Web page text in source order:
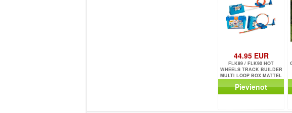
44.95 EUR
FLK89 / FLK90 HOT
WHEELS TRACK BUILDER
MULTI LOOP BOX MATTEL
Pievienot